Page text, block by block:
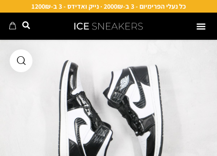
כל נעלי הפרימיום - 3 ב-2000₪ · נייק ואדידס - 3 ב-1200₪